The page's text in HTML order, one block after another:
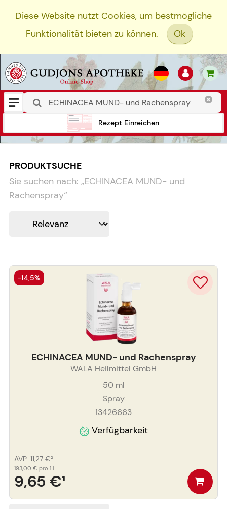
Diese Website nutzt Cookies, um bestmögliche
Funktionalität bieten zu können.
Ok
Rezept Einreichen
PRODUKTSUCHE
Sie suchen nach: „ECHINACEA MUND- und
Rachenspray“
ECHINACEA MUND- und Rachenspray
WALA Heilmittel GmbH
50ml
Spray
13426663
Verfügbarkeit
9,65 €¹
AVP: 11,27 €²
193,00 € pro 1 l
-14,5%